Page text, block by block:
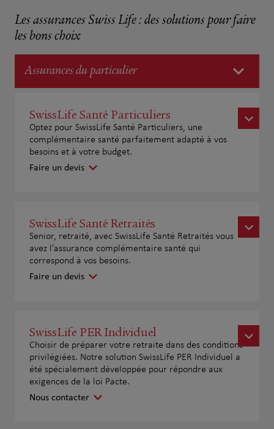
Les assurances Swiss Life : des solutions pour faire
les bons choix
Assurances du particulier
SwissLife Santé Particuliers
Optez pour SwissLife Santé Particuliers, une
complémentaire santé parfaitement adapté à vos
besoins et à votre budget.
Faire un devis
SwissLife Santé Retraités
Senior, retraité, avec SwissLife Santé Retraités vous
avez l'assurance complémentaire santé qui
correspond à vos besoins.
Faire un devis
SwissLife PER Individuel
Choisir de préparer votre retraite dans des conditions
privilégiées. Notre solution SwissLife PER Individuel a
été spécialement développée pour répondre aux
exigences de la loi Pacte.
Nous contacter